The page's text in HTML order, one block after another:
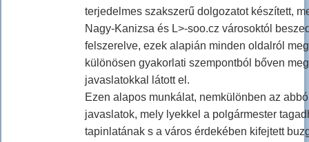
terjedelmes szakszerű dolgozatot készített,
Nagy-Kanizsa és L>-soo.cz városoktól
felszerelve, ezek alapián minden oldalról
különösen gyakorlati szempontból bőven
javaslatokkal látott el.
Ezen alapos munkálat, nemkülönben az
javaslatok, mely lyekkel a polgármester
tapinlatának s a város érdekében kifejtett